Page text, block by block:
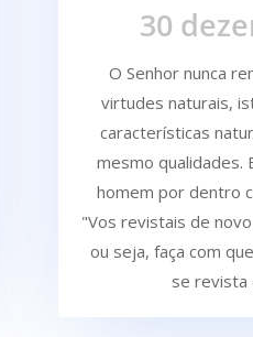
30
O Senhor nunca
virtudes naturais,
características
mesmo qualidades.
homem por dentro
"Vos revistais de
ou seja, faça com
se revista